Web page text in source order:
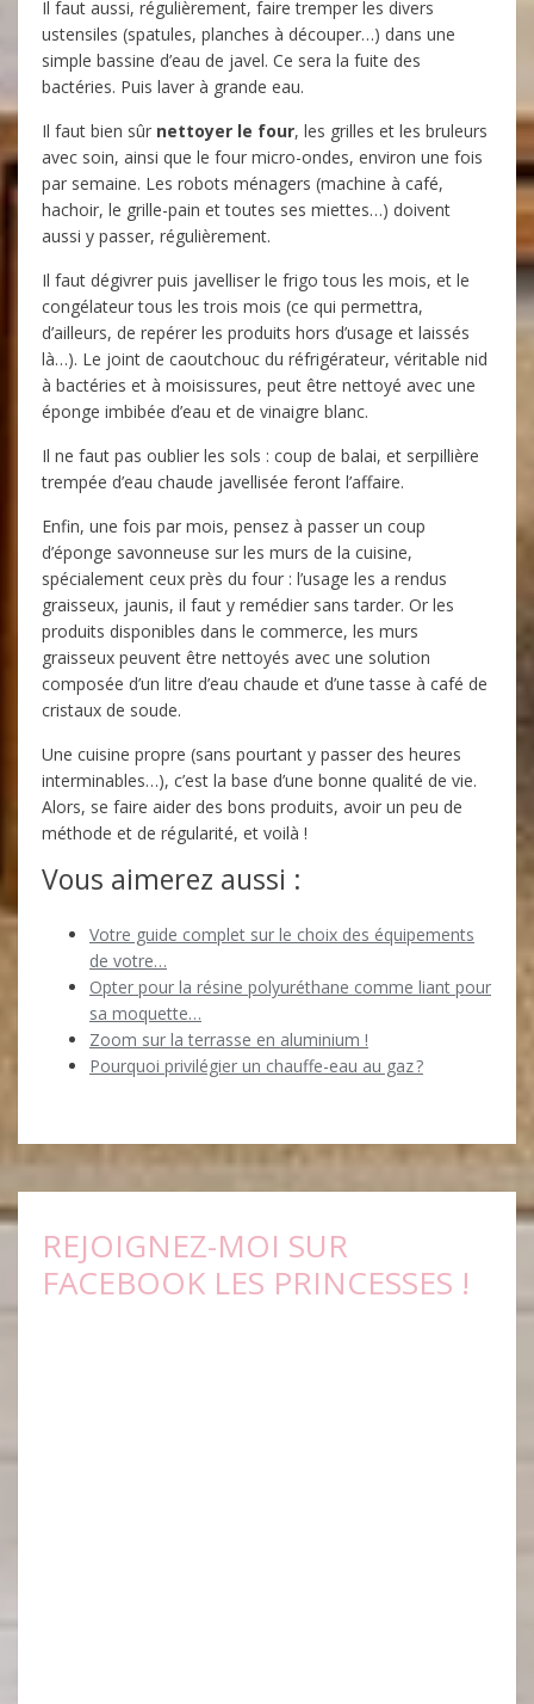
Il faut aussi, régulièrement, faire tremper les divers
ustensiles (spatules, planches à découper…) dans une
simple bassine d’eau de javel. Ce sera la fuite des
bactéries. Puis laver à grande eau.
Il faut bien sûr nettoyer le four, les grilles et les bruleurs
avec soin, ainsi que le four micro-ondes, environ une fois
par semaine. Les robots ménagers (machine à café,
hachoir, le grille-pain et toutes ses miettes…) doivent
aussi y passer, régulièrement.
Il faut dégivrer puis javelliser le frigo tous les mois, et le
congélateur tous les trois mois (ce qui permettra,
d’ailleurs, de repérer les produits hors d’usage et laissés
là…). Le joint de caoutchouc du réfrigérateur, véritable nid
à bactéries et à moisissures, peut être nettoyé avec une
éponge imbibée d’eau et de vinaigre blanc.
Il ne faut pas oublier les sols : coup de balai, et serpillière
trempée d’eau chaude javellisée feront l’affaire.
Enfin, une fois par mois, pensez à passer un coup
d’éponge savonneuse sur les murs de la cuisine,
spécialement ceux près du four : l’usage les a rendus
graisseux, jaunis, il faut y remédier sans tarder. Or les
produits disponibles dans le commerce, les murs
graisseux peuvent être nettoyés avec une solution
composée d’un litre d’eau chaude et d’une tasse à café de
cristaux de soude.
Une cuisine propre (sans pourtant y passer des heures
interminables…), c’est la base d’une bonne qualité de vie.
Alors, se faire aider des bons produits, avoir un peu de
méthode et de régularité, et voilà !
Vous aimerez aussi :
Votre guide complet sur le choix des équipements
de votre…
Opter pour la résine polyuréthane comme liant pour
sa moquette…
Zoom sur la terrasse en aluminium !
Pourquoi privilégier un chauffe-eau au gaz ?
REJOIGNEZ-MOI SUR
FACEBOOK LES PRINCESSES !